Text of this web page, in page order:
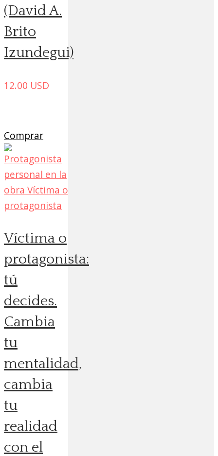
(David A.
Brito
Izundegui)
12.00 USD
Comprar
Víctima o
protagonista:
tú
decides.
Cambia
tu
mentalidad,
cambia
tu
realidad
con el